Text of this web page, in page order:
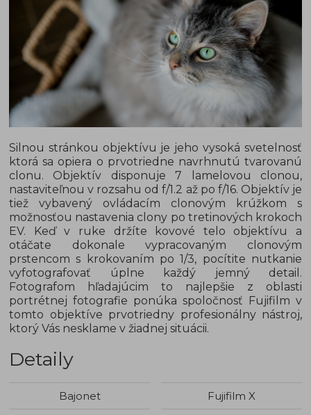
Silnou stránkou objektívu je jeho vysoká svetelnosť
ktorá sa opiera o prvotriedne navrhnutú tvarovanú
clonu. Objektív disponuje 7 lamelovou clonou,
nastaviteľnou v rozsahu od f/1.2 až po f/16. Objektív je
tiež vybavený ovládacím clonovým krúžkom s
možnosťou nastavenia clony po tretinových krokoch
EV. Keď v ruke držíte kovové telo objektívu a
otáčate dokonale vypracovaným clonovým
prstencom s krokovaním po 1/3, pocítite nutkanie
vyfotografovať úplne každý jemný detail.
Fotografom hľadajúcim to najlepšie z oblasti
portrétnej fotografie ponúka spoločnosť Fujifilm v
tomto objektíve prvotriedny profesionálny nástroj,
ktorý Vás nesklame v žiadnej situácii.
Detaily
Bajonet
Fujifilm X